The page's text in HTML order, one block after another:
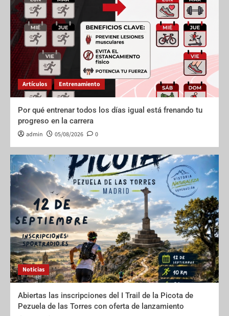
Artículos Entrenamiento
Por qué entrenar todos los días igual está frenando tu
progreso en la carrera
admin 05/08/2026 0
Noticias
Abiertas las inscripciones del I Trail de la Picota de
Pezuela de las Torres con oferta de lanzamiento